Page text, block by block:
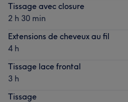
Tissage avec closure
2 h 30 min
Extensions de cheveux au fil
4 h
Tissage lace frontal
3 h
Tissage